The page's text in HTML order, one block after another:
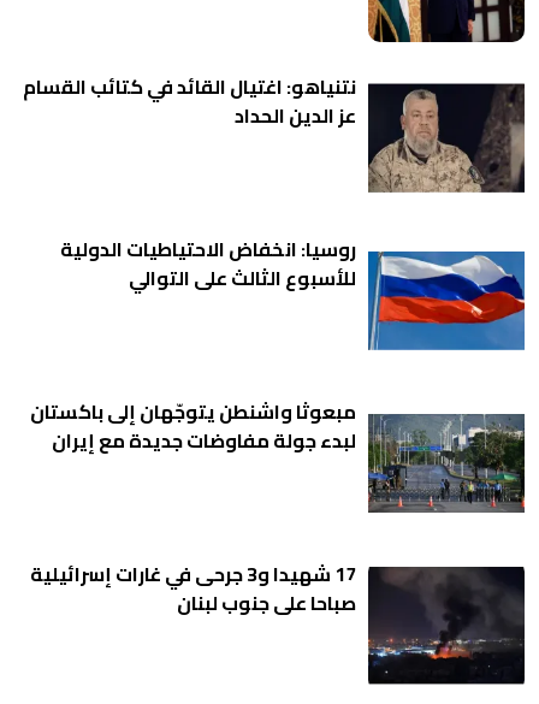
نتنياهو: اغتيال القائد في كتائب القسام
عز الدين الحداد
روسيا: انخفاض الاحتياطيات الدولية
للأسبوع الثالث على التوالي
مبعوثا واشنطن يتوجّهان إلى باكستان
لبدء جولة مفاوضات جديدة مع إيران
17 شهيدا و3 جرحى في غارات إسرائيلية
صباحا على جنوب لبنان